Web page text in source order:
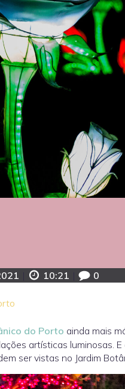
10:21 0
do Porto ainda mais
artísticas luminosas.
ser vistas no Jardim